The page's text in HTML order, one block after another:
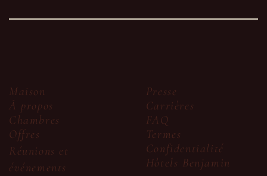
Maison
À propos
Chambres
Offres
Réunions et
événements
Presse
Carrières
FAQ
Termes
Confidentialité
Hôtels Benjamin